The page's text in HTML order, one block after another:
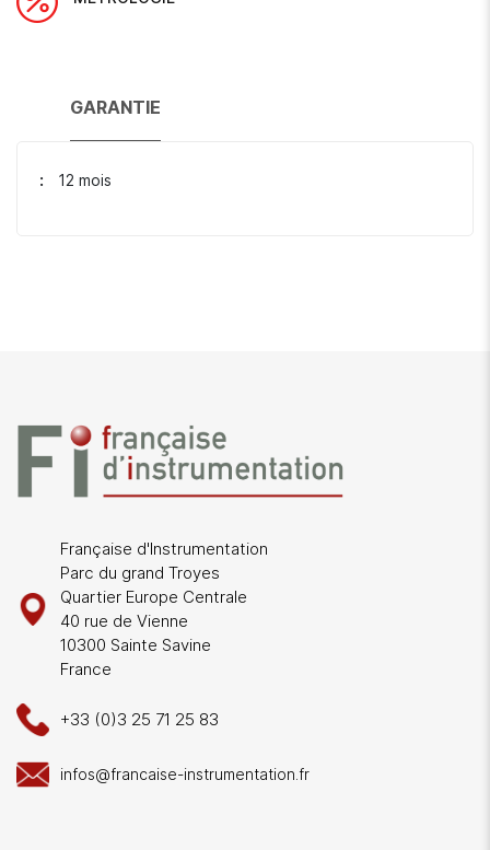
GARANTIE
12 mois
Française d'Instrumentation
Parc du grand Troyes
Quartier Europe Centrale
40 rue de Vienne
10300 Sainte Savine
France
+33 (0)3 25 71 25 83
infos@francaise-instrumentation.fr